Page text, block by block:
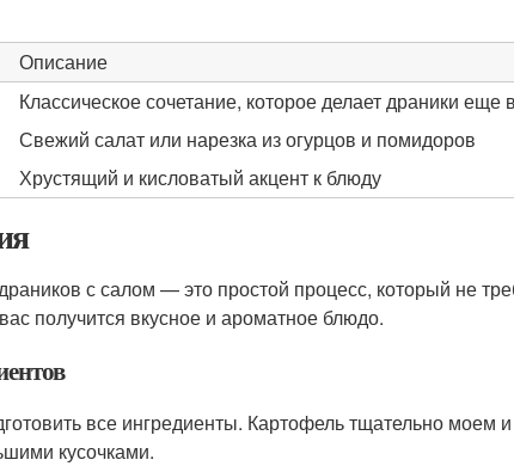
Описание
Классическое сочетание, которое делает драники еще
Свежий салат или нарезка из огурцов и помидоров
Хрустящий и кисловатый акцент к блюду
с салом — это простой процесс, который не
получится вкусное и ароматное блюдо.
все ингредиенты. Картофель тщательно моем
кусочками.